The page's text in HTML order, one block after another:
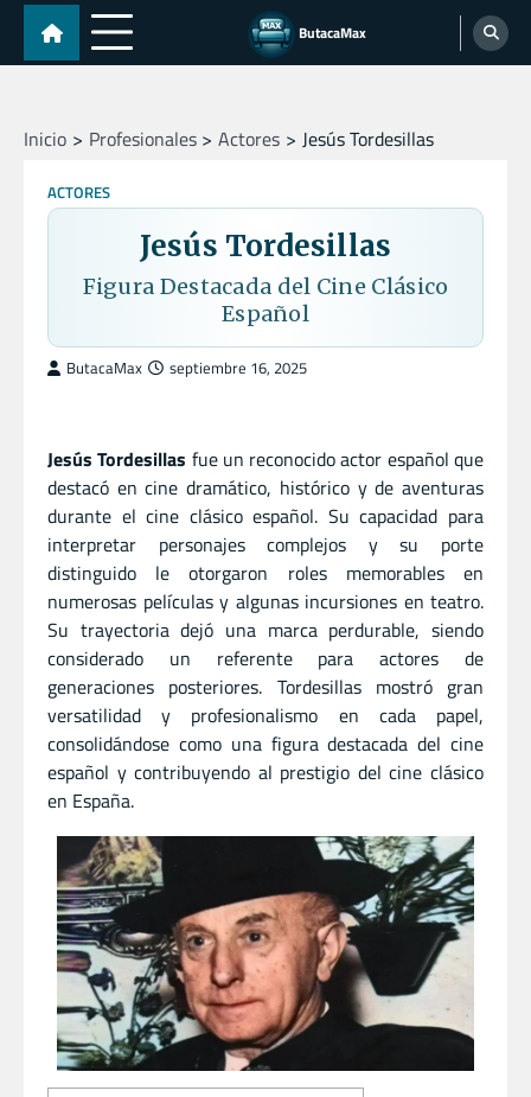
Skip
content
ButacaMax
Inicio Profesionales Actores Jesús Tordesillas
ACTORES
Jesús Tordesillas
Figura Destacada del Cine Clásico
Español
ButacaMax septiembre 16, 2025
Jesús Tordesillas fue un reconocido actor español que
destacó en cine dramático, histórico y de aventuras
durante el cine clásico español. Su capacidad para
interpretar personajes complejos y su porte
distinguido le otorgaron roles memorables en
numerosas películas y algunas incursiones en teatro.
Su trayectoria dejó una marca perdurable, siendo
considerado un referente para actores de
generaciones posteriores. Tordesillas mostró gran
versatilidad y profesionalismo en cada papel,
consolidándose como una figura destacada del cine
español y contribuyendo al prestigio del cine clásico
en España.